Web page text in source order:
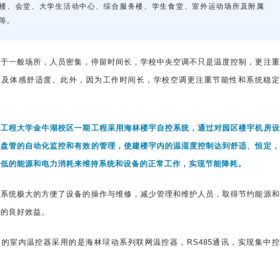
、会堂、大学生活动中心、综合服务楼、学生食堂、室外运动场所及附属
。
一般场所，人员密集，停留时间长，学校中央空调不只是温度控制，更注重
体感舒适度。 此外，因为工作时间长，学校空调更注重节能性和系统稳定
程大学金牛湖校区一期工程采用海林楼宇自控系统，通过对园区楼宇机房设
管的自动化监控和有效的管理，使建楼宇内的温湿度控制达到舒适、恒定，
的能源和电力消耗来维持系统和设备的正常工作，实现节能降耗。
统极大的方便了设备的操作与维修，减少管理和维护人员，取得节约能源和
良好效益。
室内温控器采用的是海林㻏动系列联网温控器，RS485通讯，实现集中控